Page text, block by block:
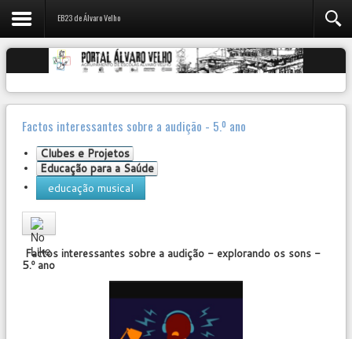
EB23 de Álvaro Velho
Factos interessantes sobre a audição - 5.º ano
Clubes e Projetos
Educação para a Saúde
educação musical
Rating:
Factos interessantes sobre a audição - explorando os sons -
5.º ano